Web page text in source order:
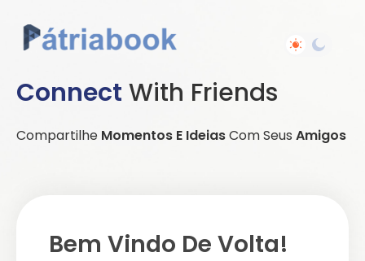
Connect With Friends
Compartilhe Momentos E IdeiasCom Seus Amigos
Bem Vindo De Volta!